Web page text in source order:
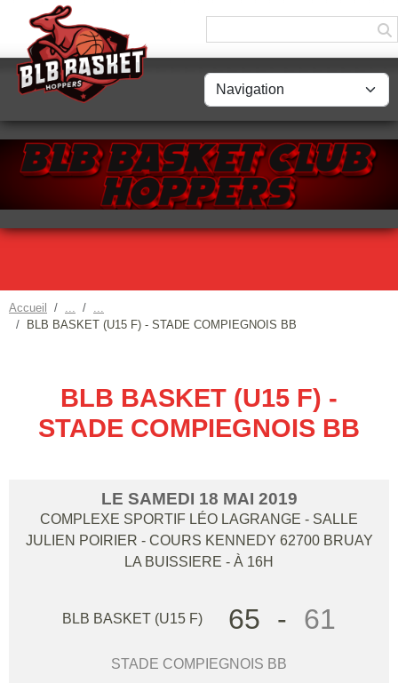
Accueil
BLB BASKET (U15 F) - STADE COMPIEGNOIS BB
BLB BASKET (U15 F) -
STADE COMPIEGNOIS BB
LE SAMEDI 18 MAI 2019
COMPLEXE SPORTIF LÉO LAGRANGE - SALLE
JULIEN POIRIER - COURS KENNEDY 62700 BRUAY
LA BUISSIERE - À 16H
BLB BASKET (U15 F) 65 - 61
STADE COMPIEGNOIS BB